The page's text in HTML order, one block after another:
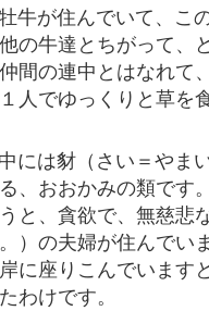
牛が住んでいて、こ
の牛達とちがって、
間の連中とはなれて
人でゆっくりと草を
には豺（さい＝やま
、おおかみの類です
と、貪欲で、無慈悲
）の夫婦が住んでい
に座りこんでいます
わけです。